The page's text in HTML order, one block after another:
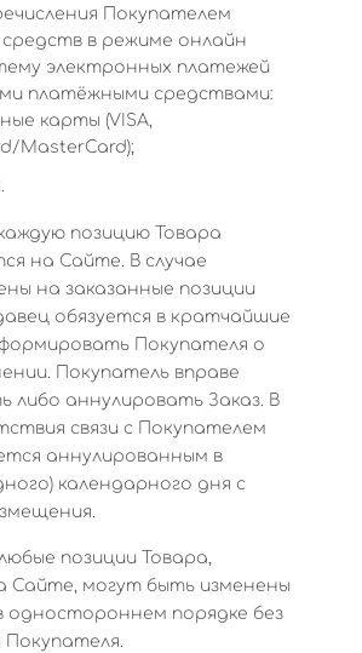
Покупателем
в режиме онлайн
электронных платежей
платёжными средствами:
карты (VISA,
MasterCard);
позицию Товара
на Сайте. В случае
на заказанные позиции
обязуется в кратчайшие
Покупателя о
Покупатель вправе
либо аннулировать Заказ. В
связи с Покупателем
аннулированным в
календарного дня с
позиции Товара,
Сайте, могут быть изменены
одностороннем порядке без
Покупателя.